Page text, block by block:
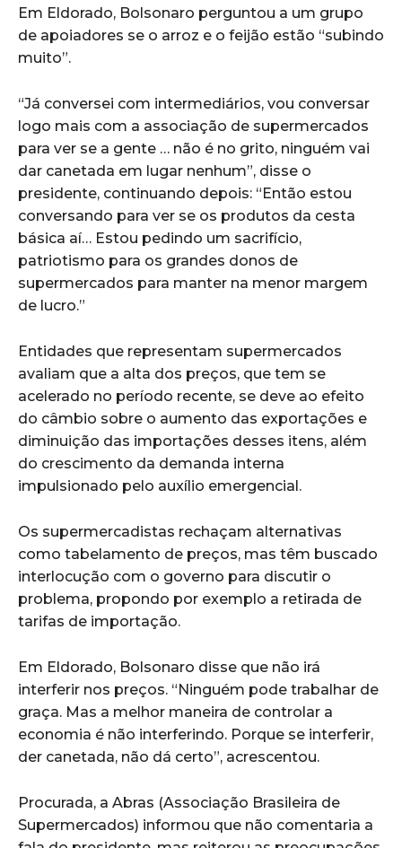
Em Eldorado, Bolsonaro perguntou a um grupo
de apoiadores se o arroz e o feijão estão “subindo
muito”.
“Já conversei com intermediários, vou conversar
logo mais com a associação de supermercados
para ver se a gente … não é no grito, ninguém vai
dar canetada em lugar nenhum”, disse o
presidente, continuando depois: “Então estou
conversando para ver se os produtos da cesta
básica aí… Estou pedindo um sacrifício,
patriotismo para os grandes donos de
supermercados para manter na menor margem
de lucro.”
Entidades que representam supermercados
avaliam que a alta dos preços, que tem se
acelerado no período recente, se deve ao efeito
do câmbio sobre o aumento das exportações e
diminuição das importações desses itens, além
do crescimento da demanda interna
impulsionado pelo auxílio emergencial.
Os supermercadistas rechaçam alternativas
como tabelamento de preços, mas têm buscado
interlocução com o governo para discutir o
problema, propondo por exemplo a retirada de
tarifas de importação.
Em Eldorado, Bolsonaro disse que não irá
interferir nos preços. “Ninguém pode trabalhar de
graça. Mas a melhor maneira de controlar a
economia é não interferindo. Porque se interferir,
der canetada, não dá certo”, acrescentou.
Procurada, a Abras (Associação Brasileira de
Supermercados) informou que não comentaria a